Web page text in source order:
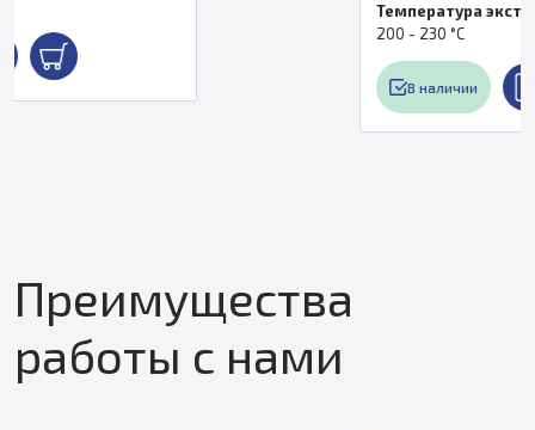
Температура экструдера, °C
Преимущества
работы с нами